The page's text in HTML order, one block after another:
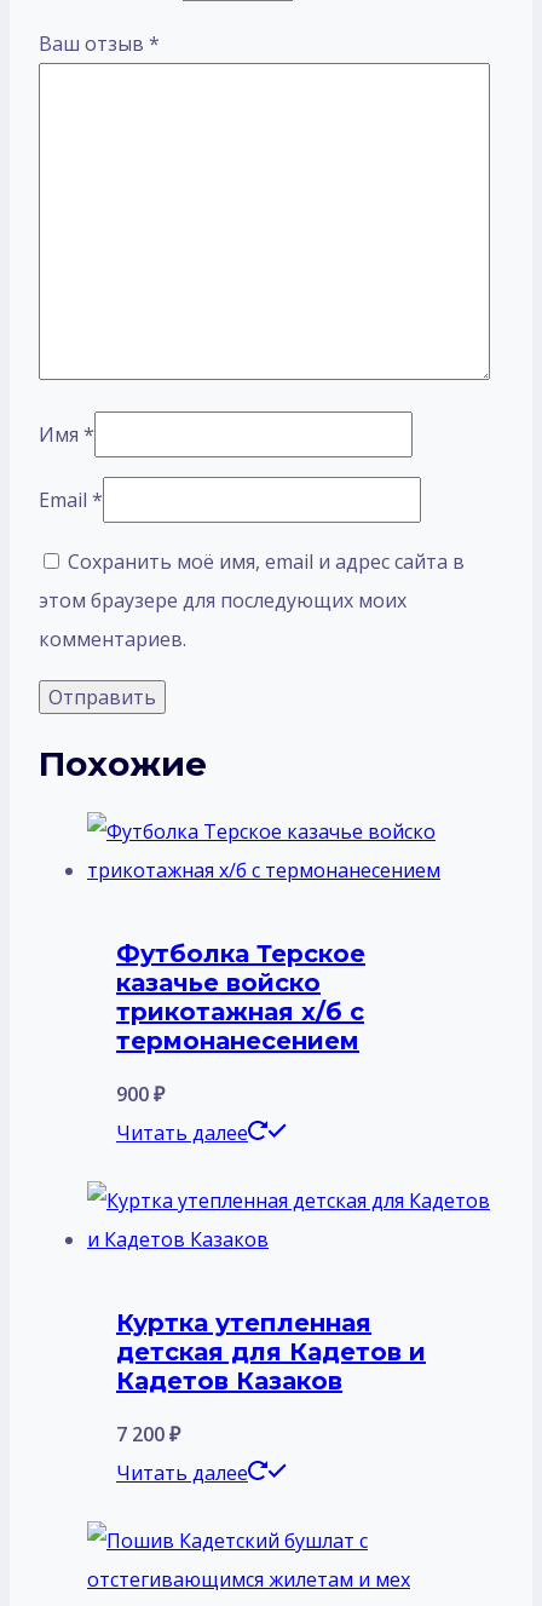
Ваш отзыв *
Имя *
Email *
Сохранить моё имя, email и адрес сайта в
этом браузере для последующих моих
комментариев.
Похожие
Футболка Терское
казачье войско
трикотажная х/б с
термонанесением
900₽
Читать далее
Куртка утепленная
детская для Кадетов и
Кадетов Казаков
7 200₽
Читать далее